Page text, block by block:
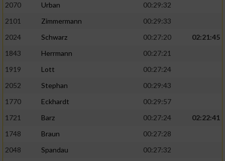
2070
Urban
00:29:32
2101
Zimmermann
00:29:33
2024
Schwarz 00:27:20
02:21:45
1843
Herrmann
00:27:21
1919
Lott
00:27:24
2052
Stephan
00:29:43
1770
Eckhardt
00:29:57
1721
Barz 00:27:24
02:22:41
1748
Braun
00:27:28
2048
Spandau
00:27:32